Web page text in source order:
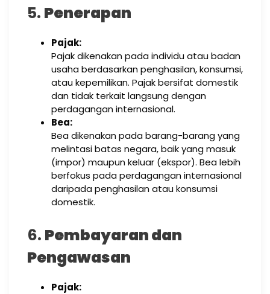
5. Penerapan
Pajak:
Pajak dikenakan pada individu atau badan
usaha berdasarkan penghasilan, konsumsi,
atau kepemilikan. Pajak bersifat domestik
dan tidak terkait langsung dengan
perdagangan internasional.
Bea:
Bea dikenakan pada barang-barang yang
melintasi batas negara, baik yang masuk
(impor) maupun keluar (ekspor). Bea lebih
berfokus pada perdagangan internasional
daripada penghasilan atau konsumsi
domestik.
6. Pembayaran dan
Pengawasan
Pajak: